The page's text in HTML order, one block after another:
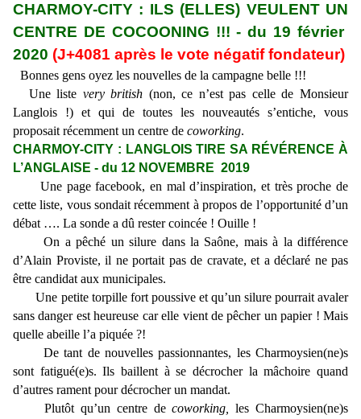
CHARMOY-CITY : ILS (ELLES) VEULENT UN
CENTRE DE COCOONING !!! - du 19 février
2020 (J+4081 après le vote négatif fondateur)
Bonnes gens oyez les nouvelles de la campagne belle !!!
Une liste very british (non, ce n’est pas celle de Monsieur
Langlois !) et qui de toutes les nouveautés s’entiche, vous
proposait récemment un centre de coworking.
CHARMOY-CITY : LANGLOIS TIRE SA RÉVÉRENCE À
L’ANGLAISE - du 12 NOVEMBRE 2019
Une page facebook, en mal d’inspiration, et très proche de
cette liste, vous sondait récemment à propos de l’opportunité d’un
débat …. La sonde a dû rester coincée ! Ouille !
On a pêché un silure dans la Saône, mais à la différence
d’Alain Proviste, il ne portait pas de cravate, et a déclaré ne pas
être candidat aux municipales.
Une petite torpille fort poussive et qu’un silure pourrait avaler
sans danger est heureuse car elle vient de pêcher un papier ! Mais
quelle abeille l’a piquée ?!
De tant de nouvelles passionnantes, les Charmoysien(ne)s
sont fatigué(e)s. Ils baillent à se décrocher la mâchoire quand
d’autres rament pour décrocher un mandat.
Plutôt qu’un centre decoworking,les Charmoysien(ne)s